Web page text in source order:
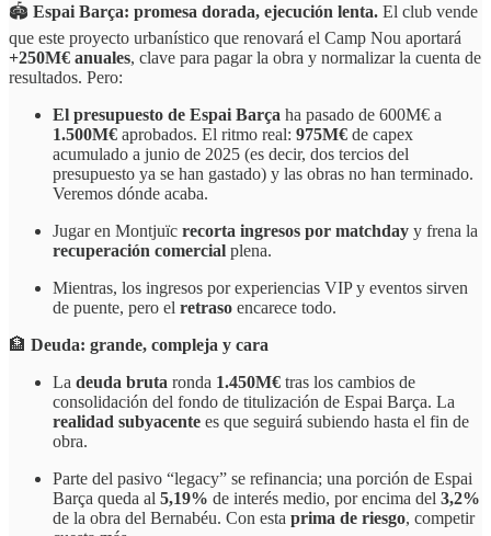
🏟️ Espai Barça: promesa dorada, ejecución lenta. El club vende
que este proyecto urbanístico que renovará el Camp Nou aportará
+250M€ anuales, clave para pagar la obra y normalizar la cuenta de
resultados. Pero:
El presupuesto de Espai Barça ha pasado de 600M€ a
1.500M€ aprobados. El ritmo real: 975M€ de capex
acumulado a junio de 2025 (es decir, dos tercios del
presupuesto ya se han gastado) y las obras no han terminado.
Veremos dónde acaba.
Jugar en Montjuïc recorta ingresos por matchday y frena la
recuperación comercial plena.
Mientras, los ingresos por experiencias VIP y eventos sirven
de puente, pero el retraso encarece todo.
🏦 Deuda: grande, compleja y cara
La deuda bruta ronda 1.450M€ tras los cambios de
consolidación del fondo de titulización de Espai Barça. La
realidad subyacente es que seguirá subiendo hasta el fin de
obra.
Parte del pasivo “legacy” se refinancia; una porción de Espai
Barça queda al 5,19% de interés medio, por encima del 3,2%
de la obra del Bernabéu. Con esta prima de riesgo, competir